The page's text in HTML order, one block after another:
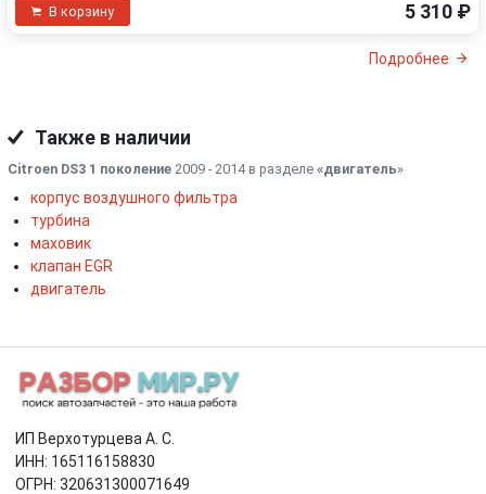
В корзину 5 310 ₽
Подробнее
Также в наличии
Citroen DS3 1 поколение 2009 - 2014 в разделе «двигатель»
корпус воздушного фильтра
турбина
маховик
клапан EGR
двигатель
ИП Верхотурцева А. С.
ИНН: 165116158830
ОГРН: 320631300071649